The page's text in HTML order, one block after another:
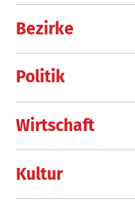
Bezirke
Politik
Wirtschaft
Kultur